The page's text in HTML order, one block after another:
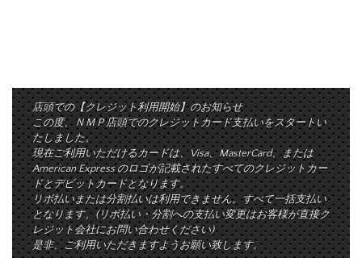
店頭での【クレジット利用開始】のお知らせ
この度、ＮＭＰ店頭でのクレジットカード支払いをスタートい
たしました。
現在ご利用いただけるカードは、Visa、MasterCard、または
American Express のロゴが記載されたすべてのクレジットカー
ドとデビットカードとなります。
リボ払いまたは分割払いは利用できません。すべて一括支払い
となります。(リボ払い・分割への支払い変更はお客様が直接ク
レジット会社にお問い合わせください)
是非、ご利用いただきますようお願い致します。